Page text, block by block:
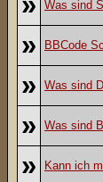
Was sind
» BBCode
» Was sind
» Was sind
» Kann ich